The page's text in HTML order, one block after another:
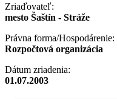
Zriaďovateľ:
mesto Šaštín - Stráže
Právna forma/Hospodárenie:
Rozpočtová organizácia
Dátum zriadenia:
01.07.2003